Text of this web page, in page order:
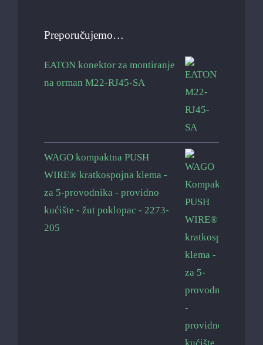
Preporučujemo…
EATON konektor za montiranje
na orman M22-RJ45-SA
WAGO kompaktna PUSH
WIRE® kratkospojna klema -
za 5-provodnika - providno
kućište - žut poklopac - 2273-
205